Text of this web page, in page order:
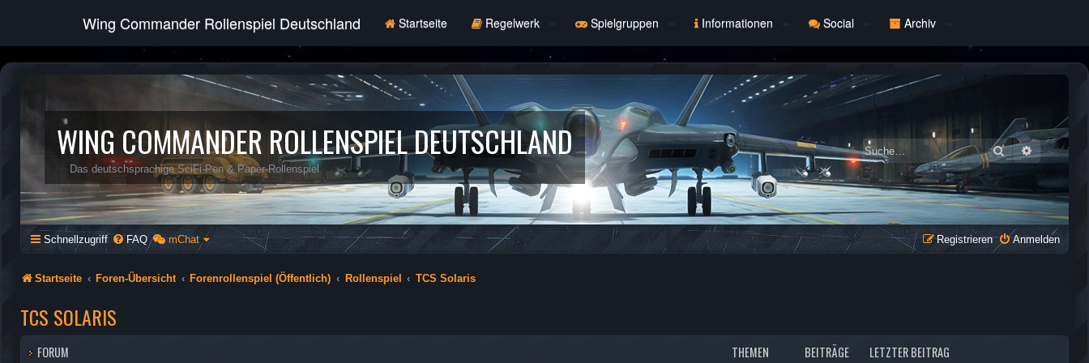
Wing Commander Rollenspiel Deutschland Startseite Regelwerk Spielgruppen Informationen Social Archiv
WING COMMANDER ROLLENSPIEL DEUTSCHLAND
Das deutschsprachige SciFi-Pen & Paper-Rollenspiel
Suche Erweiterte
Schnellzugriff FAQ mChat Anmelden
Registrieren
Startseite Foren-Übersicht Forenrollenspiel (Öffentlich) Rollenspiel TCS Solaris
TCS SOLARIS
FORUM THEMEN BEITRÄGE LETZTER BEITRAG